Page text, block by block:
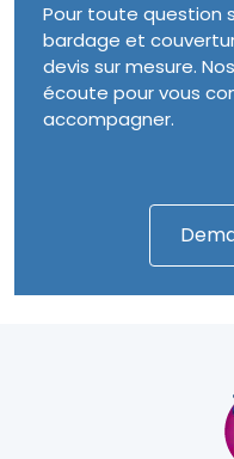
Pour toute question
bardage et
devis sur mesure.
écoute pour vous
accompagner.